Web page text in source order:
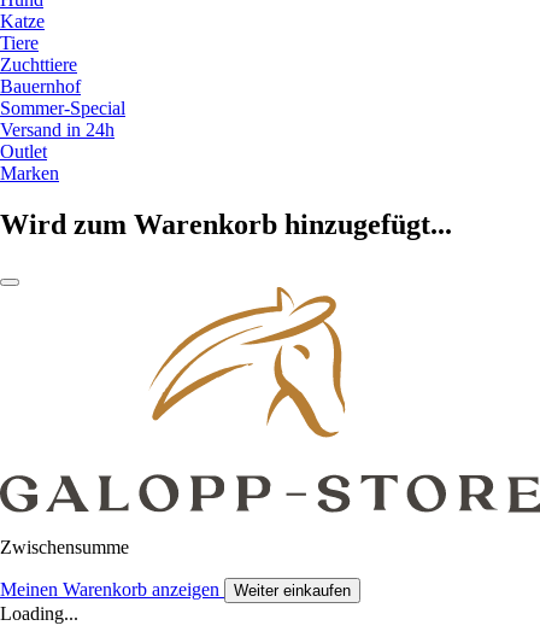
Katze
Tiere
Zuchttiere
Bauernhof
Sommer-Special
Versand in 24h
Outlet
Marken
Wird zum Warenkorb hinzugefügt...
Zwischensumme
Meinen Warenkorb anzeigen Weiter einkaufen
Loading...